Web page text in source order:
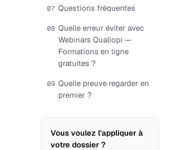
07 Questions fréquentes
08 Quelle erreur éviter avec
Webinars Qualiopi —
Formations en ligne
gratuites ?
09 Quelle preuve regarder en
premier ?
Vous voulez l'appliquer à
votre dossier ?